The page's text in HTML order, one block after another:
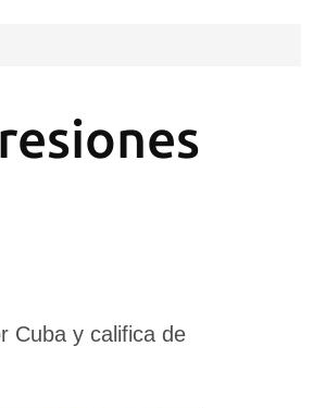
Cuba y califica de